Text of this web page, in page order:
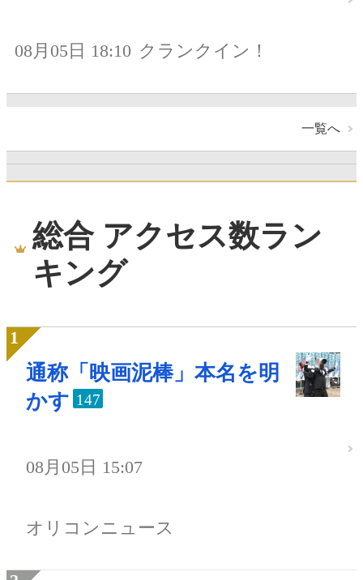
08月05日 18:10 クランクイン！
一覧へ
総合 アクセス数ラン
キング
通称「映画泥棒」本名を明
かす 147
08月05日 15:07
オリコンニュース